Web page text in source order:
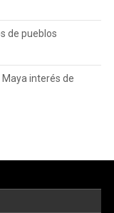
de pueblos
interés de